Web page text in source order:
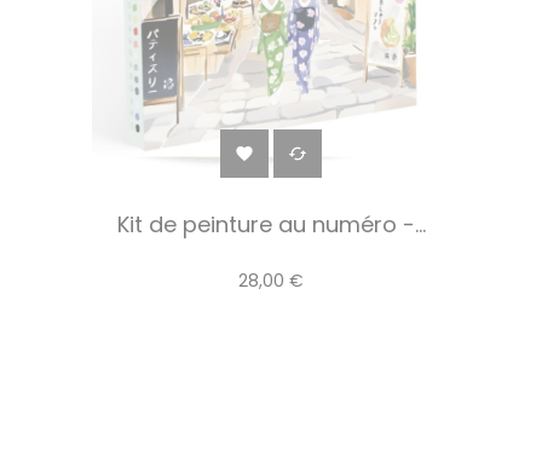
 
Kit de peinture au numéro -...
28,00 €